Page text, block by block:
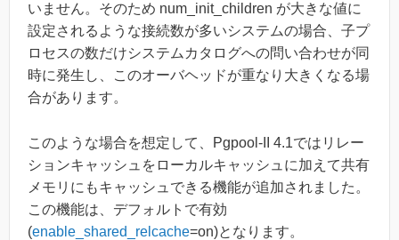
いません。そのため num_init_children が大きな値に
設定されるような接続数が多いシステムの場合、子プ
ロセスの数だけシステムカタログへの問い合わせが同
時に発生し、このオーバヘッドが重なり大きくなる場
合があります。
このような場合を想定して、Pgpool-II 4.1ではリレー
ションキャッシュをローカルキャッシュに加えて共有
メモリにもキャッシュできる機能が追加されました。
この機能は、デフォルトで有効
(enable_shared_relcache=on)となります。